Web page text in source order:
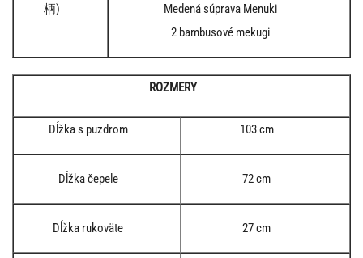
柄)
Medená súprava Menuki
2 bambusové mekugi
ROZMERY
Dĺžka s puzdrom 103 cm
Dĺžka čepele 72 cm
Dĺžka rukoväte 27 cm